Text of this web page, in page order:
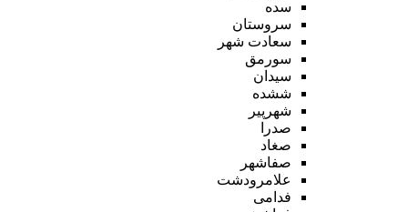
سده
سروستان
سعادت شهر
سورمق
سیدان
ششده
شهرپیر
صدرا
صغاد
صفاشهر
علامرودشت
فدامی